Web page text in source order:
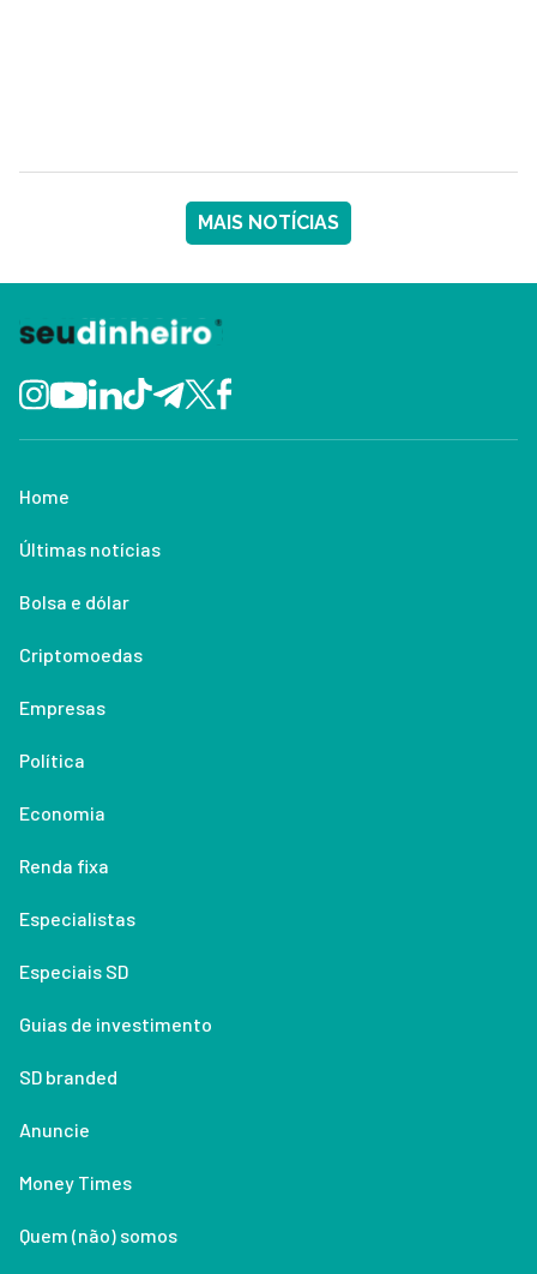
MAIS NOTÍCIAS
Home
Últimas notícias
Bolsa e dólar
Criptomoedas
Empresas
Política
Economia
Renda fixa
Especialistas
Especiais SD
Guias de investimento
SD branded
Anuncie
Money Times
Quem (não) somos